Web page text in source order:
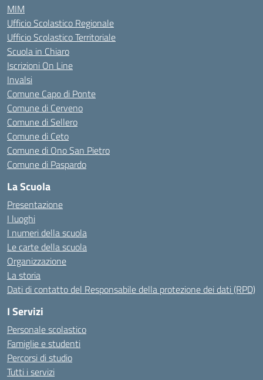
MIM
Ufficio Scolastico Regionale
Ufficio Scolastico Territoriale
Scuola in Chiaro
Iscrizioni On Line
Invalsi
Comune Capo di Ponte
Comune di Cerveno
Comune di Sellero
Comune di Ceto
Comune di Ono San Pietro
Comune di Paspardo
La Scuola
Presentazione
I luoghi
I numeri della scuola
Le carte della scuola
Organizzazione
La storia
Dati di contatto del Responsabile della protezione dei dati (RPD)
I Servizi
Personale scolastico
Famiglie e studenti
Percorsi di studio
Tutti i servizi